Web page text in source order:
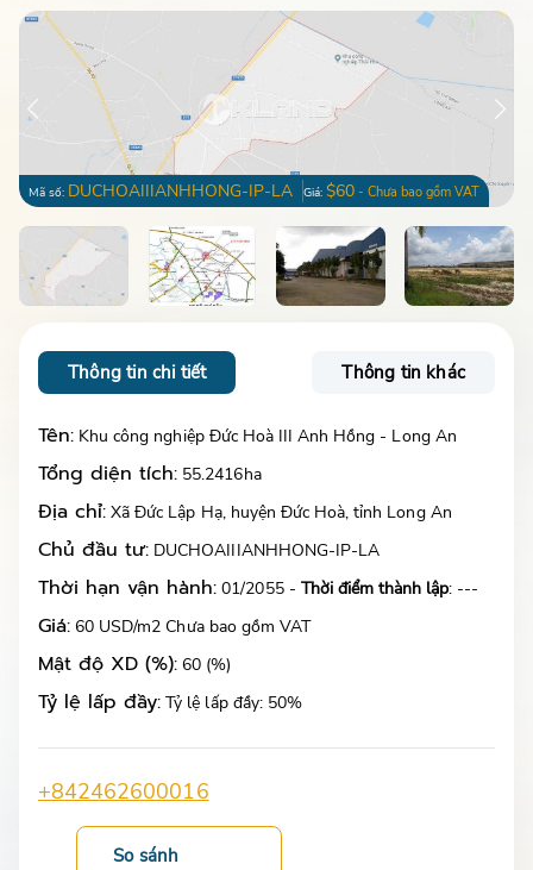
Mã số: DUCHOAIIIANHHONG-IP-LA Giá: $60 - Chưa bao gồm VAT
Thông tin chi tiết Thông tin khác
Tên: Khu công nghiệp Đức Hoà III Anh Hồng - Long An
Tổng diện tích: 55.2416ha
Địa chỉ: Xã Đức Lập Hạ, huyện Đức Hoà, tỉnh Long An
Chủ đầu tư: DUCHOAIIIANHHONG-IP-LA
Thời hạn vận hành: 01/2055 - Thời điểm thành lập: ---
Giá: 60 USD/m2 Chưa bao gồm VAT
Mật độ XD (%): 60 (%)
Tỷ lệ lấp đầy: Tỷ lệ lấp đầy: 50%
+842462600016
So sánh